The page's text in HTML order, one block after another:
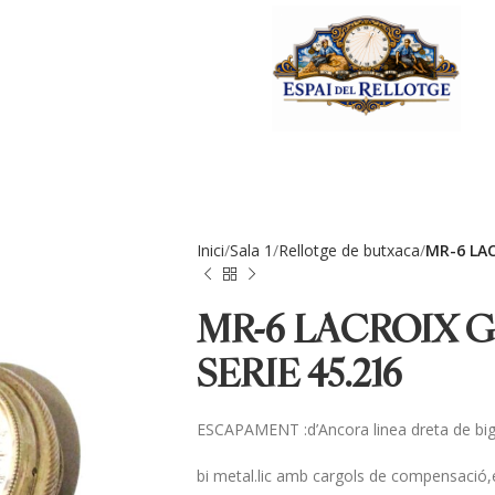
Inici Sala 1 Rellotge de butxaca MR-6
MR-6 LACROIX
SERIE 45.216
ESCAPAMENT :d’Ancora linea dreta de
bi metal.lic amb cargols de